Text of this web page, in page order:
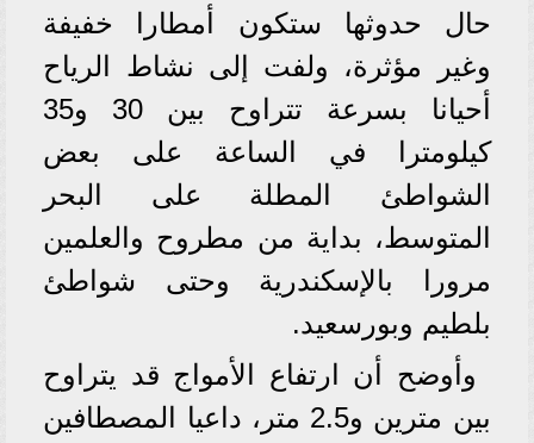
حال حدوثها ستكون أمطارا خفيفة
وغير مؤثرة، ولفت إلى نشاط الرياح
أحيانا بسرعة تتراوح بين 30 و35
كيلومترا في الساعة على بعض
الشواطئ المطلة على البحر
المتوسط، بداية من مطروح والعلمين
مرورا بالإسكندرية وحتى شواطئ
بلطيم وبورسعيد.
وأوضح أن ارتفاع الأمواج قد يتراوح
بين مترين و2.5 متر، داعيا المصطافين